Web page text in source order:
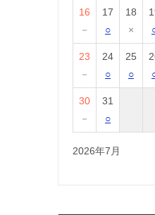
16
－
17
○
18
×
23
－
24
○
25
○
30
－
31
○
2026年7月